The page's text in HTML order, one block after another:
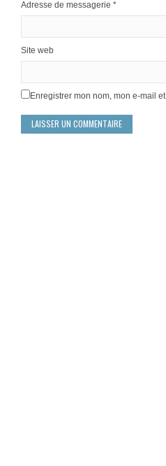
Adresse de messagerie *
Site web
Enregistrer mon nom, mon e-mail